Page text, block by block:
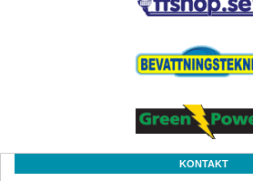
KONTAKT